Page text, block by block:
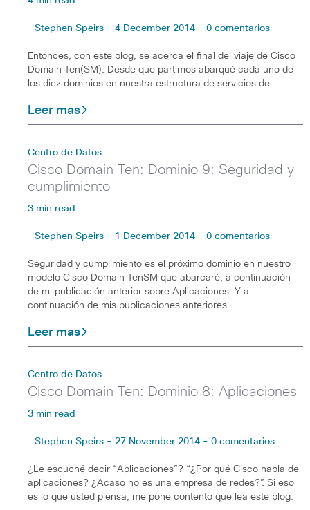
Stephen Speirs - 4 December 2014 - 0 comentarios
Entonces, con este blog, se acerca el final del viaje de Cisco
Domain Ten(SM). Desde que partimos abarqué cada uno de
los diez dominios en nuestra estructura de servicios de
Leer mas
Centro de Datos
Cisco Domain Ten: Dominio 9: Seguridad y
cumplimiento
3 min read
Stephen Speirs - 1 December 2014 - 0 comentarios
Seguridad y cumplimiento es el próximo dominio en nuestro
modelo Cisco Domain TenSM que abarcaré, a continuación
de mi publicación anterior sobre Aplicaciones. Y a
continuación de mis publicaciones anteriores…
Leer mas
Centro de Datos
Cisco Domain Ten: Dominio 8: Aplicaciones
3 min read
Stephen Speirs - 27 November 2014 - 0 comentarios
¿Le escuché decir “Aplicaciones”? “¿Por qué Cisco habla de
aplicaciones? ¿Acaso no es una empresa de redes?”. Si eso
es lo que usted piensa, me pone contento que lea este blog.